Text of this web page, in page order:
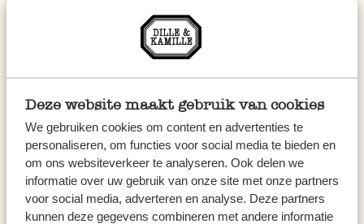
Deze website maakt gebruik van cookies
We gebruiken cookies om content en advertenties te
personaliseren, om functies voor social media te bieden en
om ons websiteverkeer te analyseren. Ook delen we
informatie over uw gebruik van onze site met onze partners
voor social media, adverteren en analyse. Deze partners
kunnen deze gegevens combineren met andere informatie
Doe de quinoa in een zeef en spoel af onder
stromend water.
steelpannetje met water en wat zout. Laat
afkoelen.
Doe de avocadostukjes, druiven, spinazie en
granaatappelpitjes in een serveerschaal.